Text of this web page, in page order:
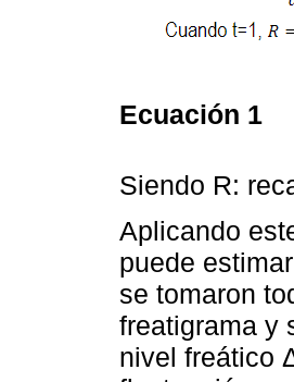
Ecuación 1
Siendo R:
Aplicando
puede
se tomaron
freatigrama y
nivel freático